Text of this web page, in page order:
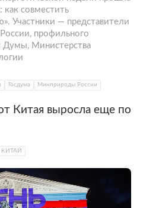
как совместить
Участники — представители
профильного
Думы, Министерства
Госдума Минприроды России
Китая выросла еще по
КИТАЙ